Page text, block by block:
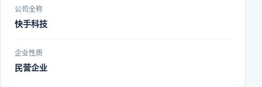
公司全称
快手科技
企业性质
民营企业